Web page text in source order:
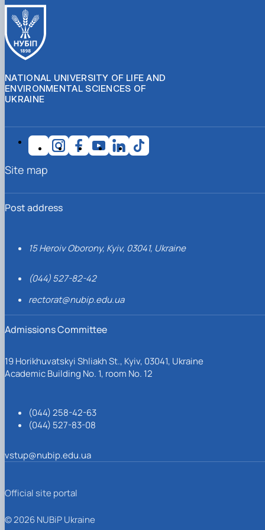
NATIONAL UNIVERSITY OF LIFE AND
ENVIRONMENTAL SCIENCES OF
UKRAINE
Post address
15 Heroiv Oborony, Kyiv, 03041, Ukraine
(044) 527-82-42
rectorat@nubip.edu.ua
Admissions Committee
19 Horikhuvatskyi Shliakh St., Kyiv, 03041, Ukraine
Academic Building No. 1, room No. 12
(044) 258-42-63
(044) 527-83-08
vstup@nubip.edu.ua
Site map
Official site portal
© 2026 NUBiP Ukraine